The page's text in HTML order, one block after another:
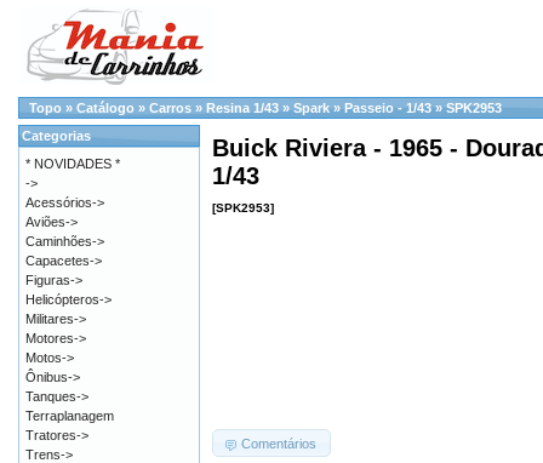
Topo » Catálogo » Carros » Resina 1/43 » Spark » Passeio - 1/43 » SPK2953
Buick Riviera - 1965 -
1/43
[SPK2953]
Comentários
Categorias
* NOVIDADES *
->
Acessórios->
Aviões->
Caminhões->
Capacetes->
Figuras->
Helicópteros->
Militares->
Motores->
Motos->
Ônibus->
Tanques->
Terraplanagem
Tratores->
Trens->